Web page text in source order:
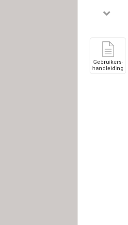
Gebruikers-
handleiding